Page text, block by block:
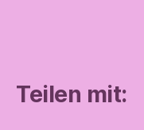
Teilen mit: